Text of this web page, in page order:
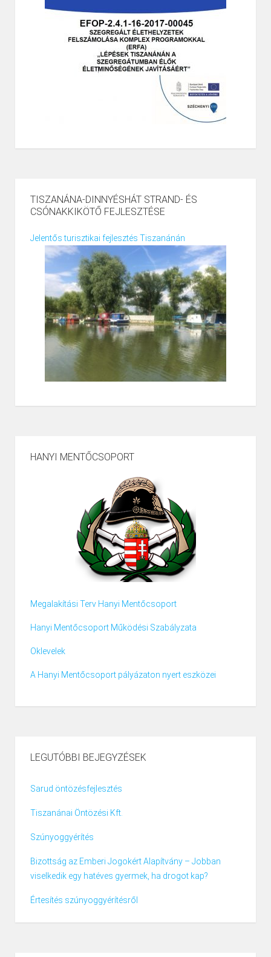
TISZANÁNA-DINNYÉSHÁT STRAND- ÉS
CSÓNAKKIKÖTŐ FEJLESZTÉSE
Jelentős turisztikai fejlesztés Tiszanánán
HANYI MENTŐCSOPORT
Megalakítási Terv Hanyi Mentőcsoport
Hanyi Mentőcsoport Működési Szabályzata
Oklevelek
A Hanyi Mentőcsoport pályázaton nyert eszközei
LEGUTÓBBI BEJEGYZÉSEK
Sarud öntözésfejlesztés
Tiszanánai Öntözési Kft.
Szúnyoggyérítés
Bizottság az Emberi Jogokért Alapítvány – Jobban
viselkedik egy hatéves gyermek, ha drogot kap?
Értesítés szúnyoggyérítésről